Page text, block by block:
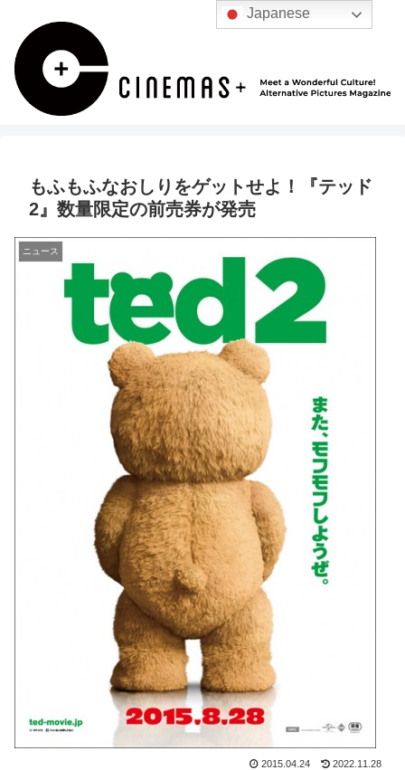
もふもふなおしりをゲットせよ！『テッド
2』数量限定の前売券が発売
ニュース
2015.04.24 2022.11.28
Japanese